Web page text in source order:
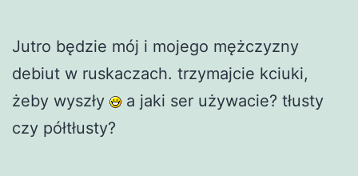
Jutro będzie mój i mojego mężczyzny
debiut w ruskaczach. trzymajcie kciuki,
żeby wyszły
a jaki ser używacie? tłusty
czy półtłusty?